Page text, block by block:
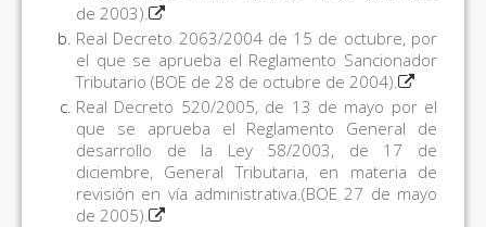
de 2003).
Real Decreto 2063/2004 de 15 de octubre, por
el que se aprueba el Reglamento Sancionador
Tributario (BOE de 28 de octubre de 2004).
Real Decreto 520/2005, de 13 de mayo por el
que se aprueba el Reglamento General de
desarrollo de la Ley 58/2003, de 17 de
diciembre, General Tributaria, en materia de
revisión en vía administrativa.(BOE 27 de mayo
de 2005).